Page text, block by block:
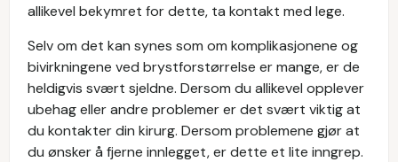
allikevel bekymret for dette, ta kontakt med lege.
Selv om det kan synes som om komplikasjonene og
bivirkningene ved brystforstørrelse er mange, er de
heldigvis svært sjeldne. Dersom du allikevel opplever
ubehag eller andre problemer er det svært viktig at
du kontakter din kirurg. Dersom problemene gjør at
du ønsker å fjerne innlegget, er dette et lite inngrep.